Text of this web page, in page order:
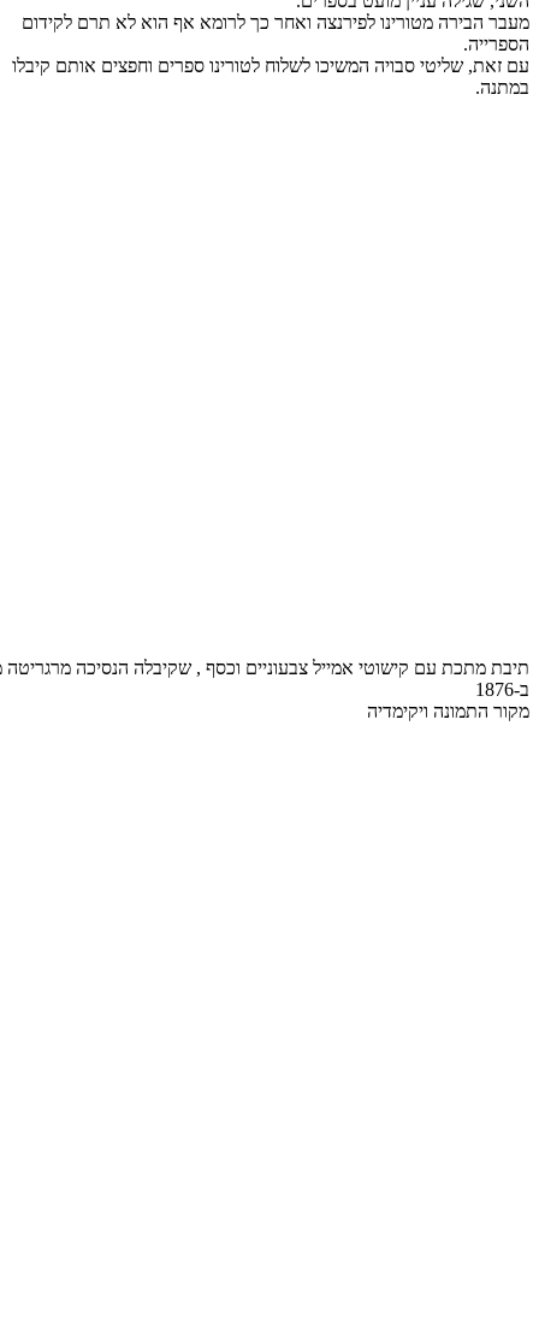
מעבר הבירה מטורינו לפירנצה ואחר כך לרומא אף הוא לא תרם לקידום
הספרייה.
עם זאת, שליטי סבויה המשיכו לשלוח לטורינו ספרים וחפצים אותם קיבלו
במתנה.
תיבת מתכת עם קישוטי אמייל צבעוניים וכסף , שקיבלה הנסיכה
ב-1876
מקור התמונה ויקימדיה